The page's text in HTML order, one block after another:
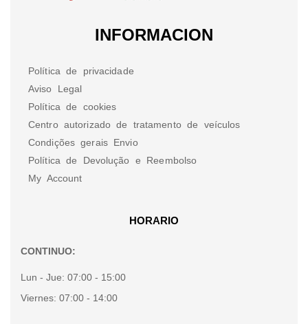
INFORMACION
Política de privacidade
Aviso Legal
Política de cookies
Centro autorizado de tratamento de veículos
Condições gerais Envio
Política de Devolução e Reembolso
My Account
HORARIO
CONTINUO:
Lun - Jue: 07:00 - 15:00
Viernes: 07:00 - 14:00